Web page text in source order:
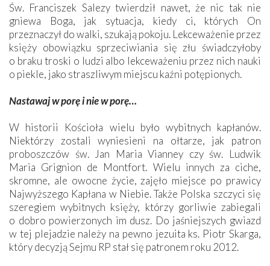
Św. Franciszek Salezy twierdził nawet, że nic tak nie
gniewa Boga, jak sytuacja, kiedy ci, których On
przeznaczył do walki, szukają pokoju. Lekceważenie przez
księży obowiązku sprzeciwiania się złu świadczyłoby
o braku troski o ludzi albo lekceważeniu przez nich nauki
o piekle, jako straszliwym miejscu kaźni potępionych.
Nastawaj w porę i nie w porę…
W historii Kościoła wielu było wybitnych kapłanów.
Niektórzy zostali wyniesieni na ołtarze, jak patron
proboszczów św. Jan Maria Vianney czy św. Ludwik
Maria Grignion de Montfort. Wielu innych za ciche,
skromne, ale owocne życie, zajęło miejsce po prawicy
Najwyższego Kapłana w Niebie. Także Polska szczyci się
szeregiem wybitnych księży, którzy gorliwie zabiegali
o dobro powierzonych im dusz. Do jaśniejszych gwiazd
w tej plejadzie należy na pewno jezuita ks. Piotr Skarga,
który decyzją Sejmu RP stał się patronem roku 2012.